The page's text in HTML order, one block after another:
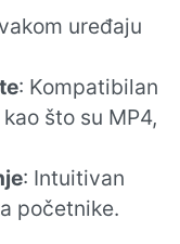
uređaju
: Kompatibilan
što su MP4,
: Intuitivan
početnike.